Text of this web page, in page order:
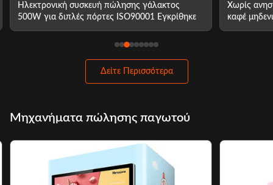
Ηλεκτρονική συσκευή πώλησης γάλακτος
500W για διπλές πόρτες ISO90001 Εγκρίθηκε
Χωρίς
καφέ
Δείτε Περισσότερα
Μηχανήματα πώλησης παγωτού